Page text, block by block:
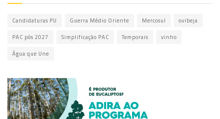
Candidaturas PU Guerra Médio Oriente Mercosul ovibeja
PAC pós 2027 Simplificação PAC Temporais vinho
Água que Une